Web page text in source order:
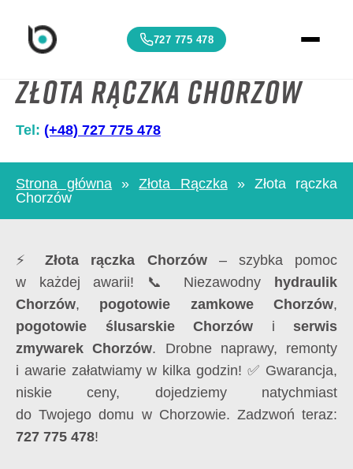
727 775 478
Złota rączka Chorzów
Tel: (+48) 727 775 478
Strona główna »Złota Rączka» Złota rączka
Chorzów
⚡Złota rączka Chorzów– szybka pomoc
w każdej awarii! 📞 Niezawodny
hydraulik
Chorzów, pogotowie zamkowe Chorzów,
pogotowie ślusarskie Chorzów i serwis
zmywarek Chorzów. Drobne naprawy, remonty
i awarie załatwiamy w kilka godzin! ✅ Gwarancja,
niskie ceny, dojedziemy natychmiast
do Twojego domu w Chorzowie. Zadzwoń teraz:
727 775 478!